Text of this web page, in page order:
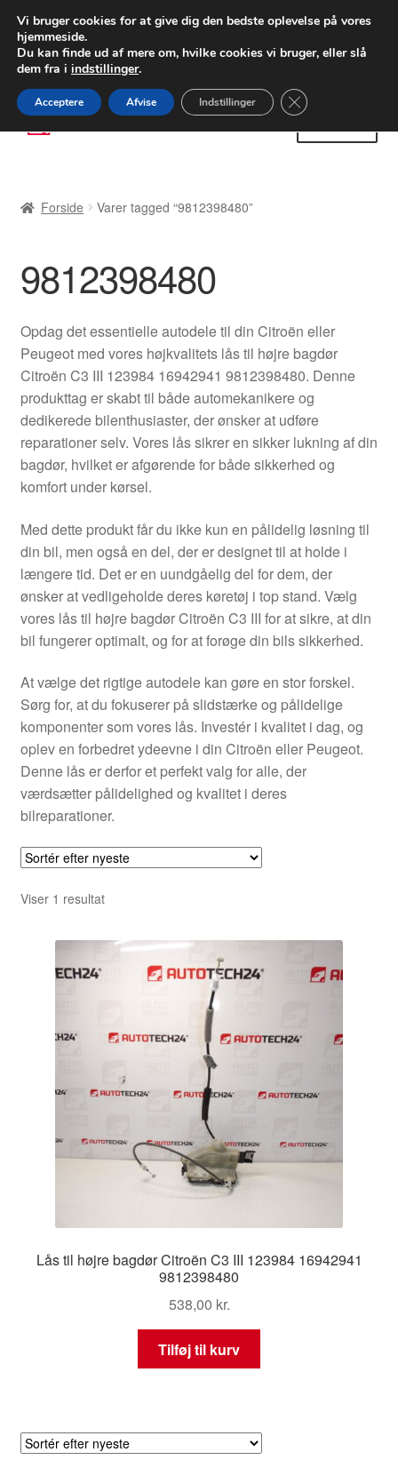
LEVERING fra 55 kr.
FEDEX verdensomspændende forsendelse
80 82 72 02
Spring
til
Spring
til
Betalinger
Kasse
Klageprocedure
Kontakte
Kurv
Min Konto
Om os
Privatlivspolitik
Vilkår og betingelser
Forside Varer tagged “9812398480”
9812398480
Opdag det essentielle autodele til din Citroën eller
Peugeot med vores højkvalitets lås til højre bagdør
Citroën C3 III 123984 16942941 9812398480. Denne
produkttag er skabt til både automekanikere og
dedikerede bilenthusiaster, der ønsker at udføre
reparationer selv. Vores lås sikrer en sikker lukning af din
bagdør, hvilket er afgørende for både sikkerhed og
komfort under kørsel.
Med dette produkt får du ikke kun en pålidelig løsning til
din bil, men også en del, der er designet til at holde i
længere tid. Det er en uundgåelig del for dem, der
ønsker at vedligeholde deres køretøj i top stand. Vælg
vores lås til højre bagdør Citroën C3 III for at sikre, at din
bil fungerer optimalt, og for at forøge din bils sikkerhed.
At vælge det rigtige autodele kan gøre en stor forskel.
Sørg for, at du fokuserer på slidstærke og pålidelige
komponenter som vores lås. Investér i kvalitet i dag, og
oplev en forbedret ydeevne i din Citroën eller Peugeot.
Denne lås er derfor et perfekt valg for alle, der
værdsætter pålidelighed og kvalitet i deres
bilreparationer.
Viser 1 resultat
Lås til højre bagdør Citroën C3 III 123984 16942941
9812398480
538,00 kr.
Tilføj til kurv
Vi bruger cookies for at give dig den bedste oplevelse på vores
hjemmeside.
Du kan finde ud af mere om, hvilke cookies vi bruger, eller slå
dem fra i indstillinger.
Acceptere Afvise Indstillinger Close GDPR